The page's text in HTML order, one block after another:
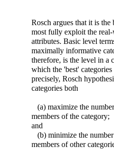
Rosch argues that it is the
most fully exploit the
attributes. Basic level
maximally informative
therefore, is the level in a
which the 'best'
precisely, Rosch
categories both
(a) maximize the
members of the category;
and
(b) minimize the
members of other